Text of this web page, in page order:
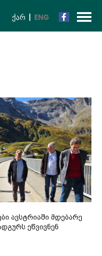
ᲥᲐᲠ ENG
ავსტრიაში მდებარე
ეწვივნენ